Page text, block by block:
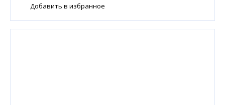
Добавить в избранное